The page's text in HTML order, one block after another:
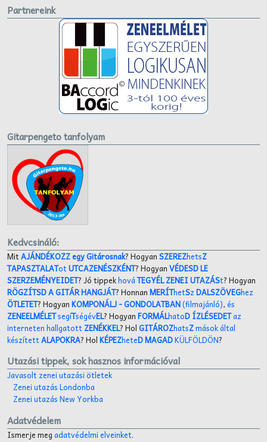
Partnereink
Gitarpengeto tanfolyam
Kedvcsináló:
MitAJÁNDÉKOZZ egy Gitárosnak? HogyanSZEREZhetsZ
TAPASZTALATotUTCAZENÉSZKÉNT? HogyanVÉDESD LE
SZERZEMÉNYEIDET? Jó tippekhováTEGYÉL ZENEI UTAZÁSt? Hogyan
RÖGZÍTSD A GITÁR HANGJÁT? HonnanMERÍThetSzDALSZÖVEGhez
ÖTLETET? HogyanKOMPONÁLJ- GONDOLATBAN(filmajánló),és
ZENEELMÉLETsegíTségévEL? HogyanFORMÁLhatoD ÍZLÉSEDETaz
interneten hallgatott ZENÉKKEL? HolGITÁROZhatsZmások által
készítettALAPOKRA? HolKÉPEZheteD MAGADKÜLFÖLDÖN?
Utazási tippek, sok hasznos információval
Javasolt zenei utazási ötletek
Zenei utazás Londonba
Zenei utazás New Yorkba
Adatvédelem
Ismerje megadatvédelmi elveinket.